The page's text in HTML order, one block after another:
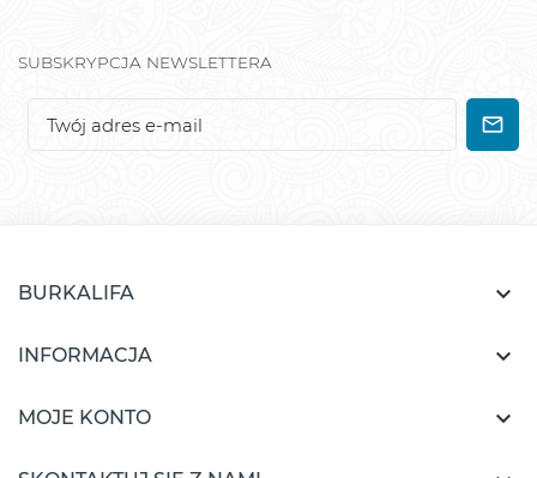
SUBSKRYPCJA NEWSLETTERA
BURKALIFA 
INFORMACJA 
MOJE KONTO 